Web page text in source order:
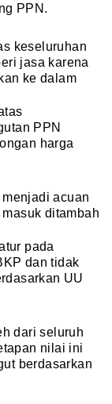
PPN.
keseluruhan
jasa karena
ke dalam
PPN
harga
acuan
ditambah
pada
dan tidak
UU
dari seluruh
nilai ini
berdasarkan